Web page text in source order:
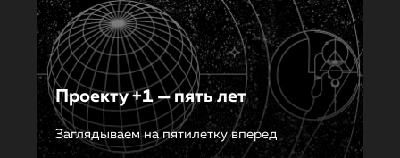
Проекту +1 — пять лет
Заглядываем на пятилетку вперед